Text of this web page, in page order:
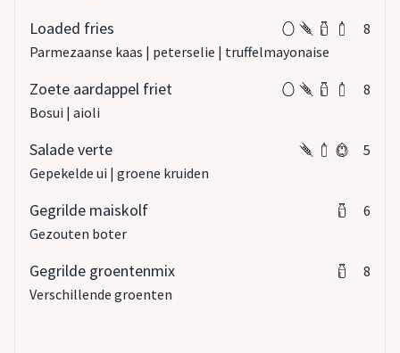
Loaded fries
8
Parmezaanse kaas | peterselie | truffelmayonaise
Zoete aardappel friet
8
Bosui | aioli
Salade verte
5
Gepekelde ui | groene kruiden
Gegrilde maiskolf
6
Gezouten boter
Gegrilde groentenmix
8
Verschillende groenten